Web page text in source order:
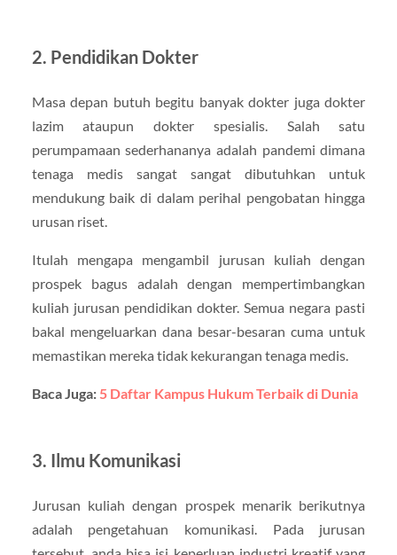
2. Pendidikan Dokter
Masa depan butuh begitu banyak dokter juga dokter
lazim ataupun dokter spesialis. Salah satu
perumpamaan sederhananya adalah pandemi dimana
tenaga medis sangat sangat dibutuhkan untuk
mendukung baik di dalam perihal pengobatan hingga
urusan riset.
Itulah mengapa mengambil jurusan kuliah dengan
prospek bagus adalah dengan mempertimbangkan
kuliah jurusan pendidikan dokter. Semua negara pasti
bakal mengeluarkan dana besar-besaran cuma untuk
memastikan mereka tidak kekurangan tenaga medis.
Baca Juga: 5 Daftar Kampus Hukum Terbaik di Dunia
3. Ilmu Komunikasi
Jurusan kuliah dengan prospek menarik berikutnya
adalah pengetahuan komunikasi. Pada jurusan